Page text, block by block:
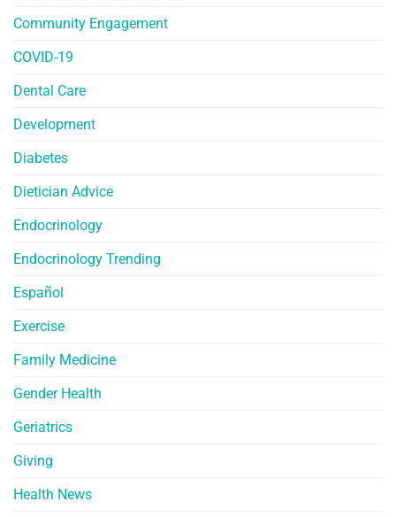
Community Engagement
COVID-19
Dental Care
Development
Diabetes
Dietician Advice
Endocrinology
Endocrinology Trending
Español
Exercise
Family Medicine
Gender Health
Geriatrics
Giving
Health News